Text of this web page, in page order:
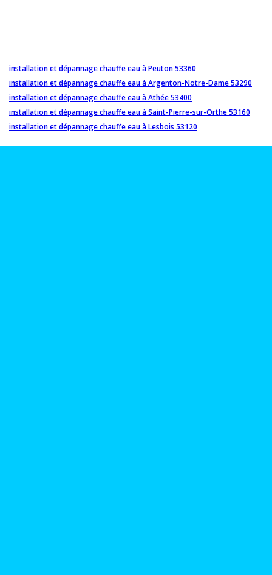
installation et dépannage chauffe eau à Peuton 53360
installation et dépannage chauffe eau à Argenton-Notre-Dame 53290
installation et dépannage chauffe eau à Athée 53400
installation et dépannage chauffe eau à Saint-Pierre-sur-Orthe 53160
installation et dépannage chauffe eau à Lesbois 53120